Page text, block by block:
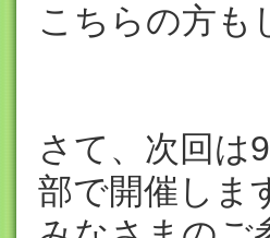
こちらの方も
さて、次回は
部で開催しま